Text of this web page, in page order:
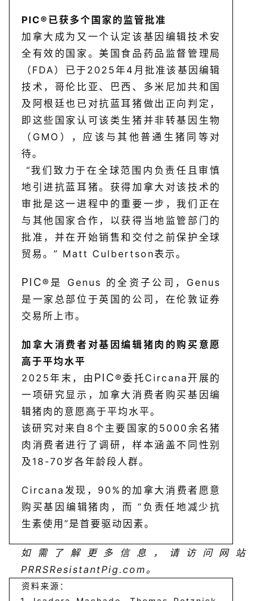
新
闻
PIC® 已获多个国家的监管批准
加拿大成为又一个认定该基因编辑技术安
全有效的国家。美国食品药品监督管理局
（FDA）已于2025年4月批准该基因编辑
技术，哥伦比亚、巴西、多米尼加共和国
及阿根廷也已对抗蓝耳猪做出正向判定，
即这些国家认可该类生猪并非转基因生物
（GMO），应该与其他普通生猪同等对
待。
“我们致力于在全球范围内负责任且审慎
地引进抗蓝耳猪。获得加拿大对该技术的
审批是这一进程中的重要一步，我们正在
与其他国家合作，以获得当地监管部门的
批准，并在开始销售和交付之前保护全球
贸易。” Matt Culbertson表示。
PIC®是 Genus 的全资子公司，Genus
是一家总部位于英国的公司，在伦敦证券
交易所上市。
加拿大消费者对基因编辑猪肉的购买意愿
高于平均水平
2025年末，由 PIC®委托Circana开展的
一项研究显示，加拿大消费者购买基因编
辑猪肉的意愿高于平均水平。
该研究对来自8个主要国家的5000余名猪
肉消费者进行了调研，样本涵盖不同性别
及18-70岁各年龄段人群。
Circana发现，90%的加拿大消费者愿意
购买基因编辑猪肉，而 “负责任地减少抗
生素使用”是首要驱动因素。
如需了解更多信息，请访问网站
PRRSResistantPig.com。
资料来源：